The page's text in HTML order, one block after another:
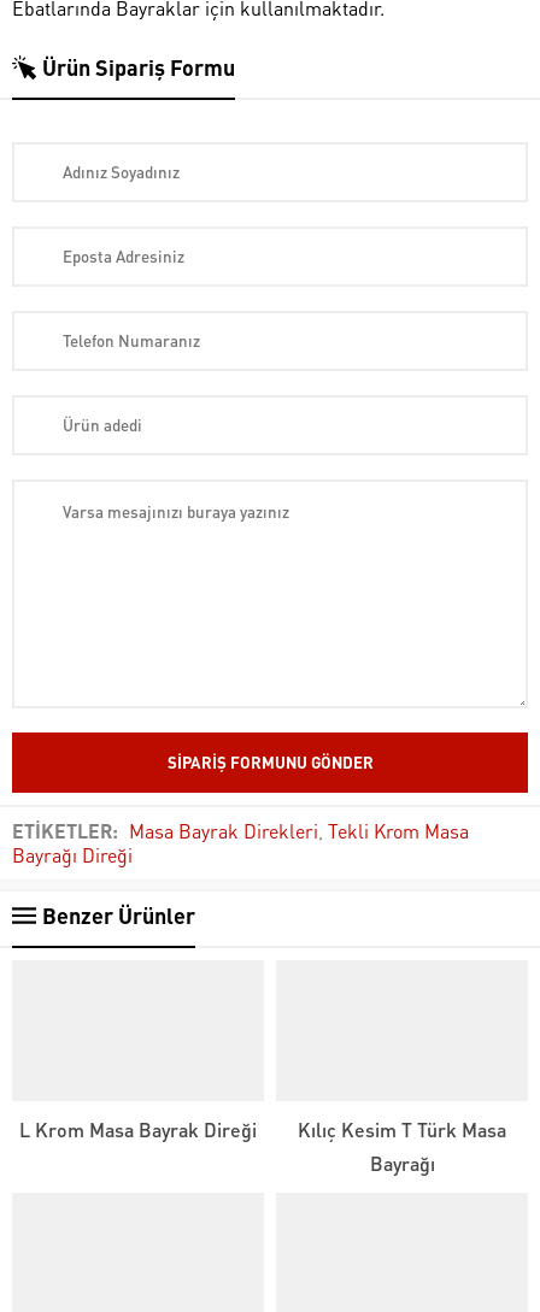
Ebatlarında Bayraklar için kullanılmaktadır.
Ürün Sipariş Formu
ETİKETLER: Masa Bayrak Direkleri Tekli Krom Masa
Bayrağı Direği
Benzer Ürünler
L Krom Masa Bayrak Direği
Kılıç Kesim T Türk Masa
Bayrağı